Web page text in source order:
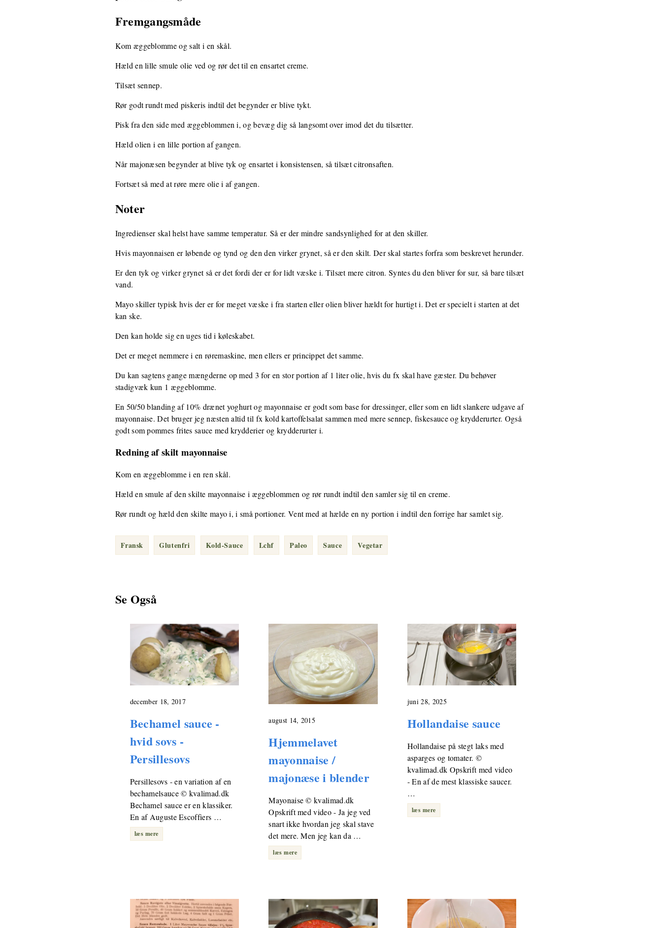
Fremgangsmåde
Kom æggeblomme og salt i en skål.
Hæld en lille smule olie ved og rør det til en ensartet creme.
Tilsæt sennep.
Rør godt rundt med piskeris indtil det begynder er blive tykt.
Pisk fra den side med æggeblommen i, og bevæg dig så langsomt over imod det du tilsætter.
Hæld olien i en lille portion af gangen.
Når majonæsen begynder at blive tyk og ensartet i konsistensen, så tilsæt citronsaften.
Fortsæt så med at røre mere olie i af gangen.
Noter
Ingredienser skal helst have samme temperatur. Så er der mindre sandsynlighed for at den skiller.
Hvis mayonnaisen er løbende og tynd og den den virker grynet, så er den skilt. Der skal startes forfra som beskrevet herunder.
Er den tyk og virker grynet så er det fordi der er for lidt væske i. Tilsæt mere citron. Syntes du den bliver for sur, så bare tilsæt
vand.
Mayo skiller typisk hvis der er for meget væske i fra starten eller olien bliver hældt for hurtigt i. Det er specielt i starten at det
kan ske.
Den kan holde sig en uges tid i køleskabet.
Det er meget nemmere i en røremaskine, men ellers er princippet det samme.
Du kan sagtens gange mængderne op med 3 for en stor portion af 1 liter olie, hvis du fx skal have gæster. Du behøver
stadigvæk kun 1 æggeblomme.
En 50/50 blanding af 10% drænet yoghurt og mayonnaise er godt som base for dressinger, eller som en lidt slankere udgave af
mayonnaise. Det bruger jeg næsten altid til fx kold kartoffelsalat sammen med mere sennep, fiskesauce og krydderurter. Også
godt som pommes frites sauce med krydderier og krydderurter i.
Redning af skilt mayonnaise
Kom en æggeblomme i en ren skål.
Hæld en smule af den skilte mayonnaise i æggeblommen og rør rundt indtil den samler sig til en creme.
Rør rundt og hæld den skilte mayo i, i små portioner. Vent med at hælde en ny portion i indtil den forrige har samlet sig.
Fransk Glutenfri Kold-Sauce Lchf Paleo Sauce Vegetar
Se Også
december 18, 2017
Bechamel sauce -
hvid sovs -
Persillesovs
Persillesovs - en variation af en
bechamelsauce © kvalimad.dk
Bechamel sauce er en klassiker.
En af Auguste Escoffiers …
læs mere
august 14, 2015
Hjemmelavet
mayonnaise /
majonæse i blender
Mayonaise © kvalimad.dk
Opskrift med video - Ja jeg ved
snart ikke hvordan jeg skal stave
det mere. Men jeg kan da …
læs mere
juni 28, 2025
Hollandaise sauce
Hollandaise på stegt laks med
asparges og tomater. ©
kvalimad.dk Opskrift med video
- En af de mest klassiske saucer.
…
læs mere